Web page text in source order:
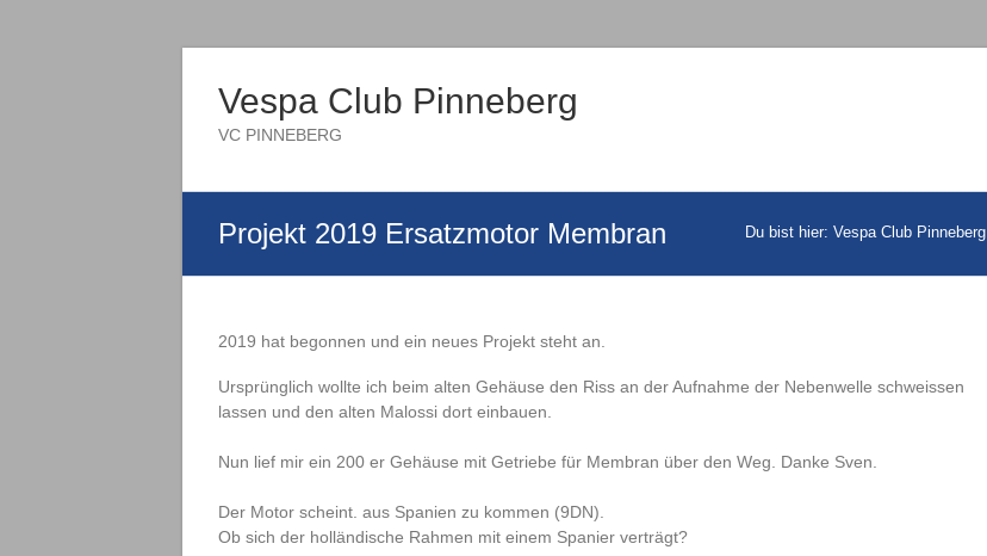
Vespa Club Pinneberg
VC PINNEBERG
Projekt 2019 Ersatzmotor Membran Du bist hier: Vespa Club Pinneberg
2019 hat begonnen und ein neues Projekt steht an.
Ursprünglich wollte ich beim alten Gehäuse den Riss an der Aufnahme der Nebenwelle schweissen
lassen und den alten Malossi dort einbauen.
Nun lief mir ein 200 er Gehäuse mit Getriebe für Membran über den Weg. Danke Sven.
Der Motor scheint. aus Spanien zu kommen (9DN).
Ob sich der holländische Rahmen mit einem Spanier verträgt?